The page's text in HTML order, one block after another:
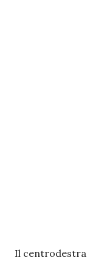
Il centrodestra